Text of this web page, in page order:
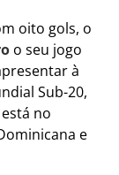
oito gols, o
o seu jogo
à
Sub-20,
no
e